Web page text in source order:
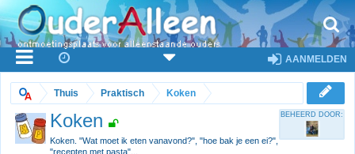
AANMELDEN
Thuis Praktisch Koken
Koken
Koken. "Wat moet ik eten vanavond?", "hoe bak je een ei?",
"recepten met pasta"...
BEHEERD DOOR: